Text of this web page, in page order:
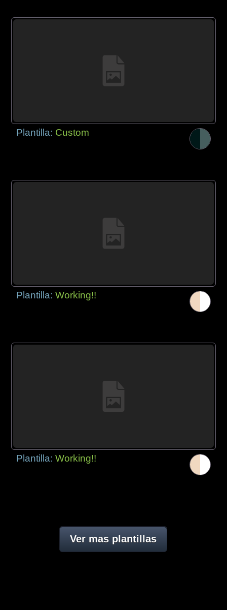
Plantilla: Custom
Plantilla:Working!!
Plantilla:Working!!
Ver mas plantillas